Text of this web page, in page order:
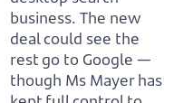
business. The new
deal could see the
rest go to Google —
though Ms Mayer has